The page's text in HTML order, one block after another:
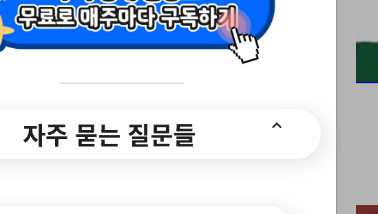
계좌란??👀
사회 진출 시 초기비용 마련을 위한 적극적·장기적 자
을 육성하기위한 지원사업이예요!
자주 묻는 질문들